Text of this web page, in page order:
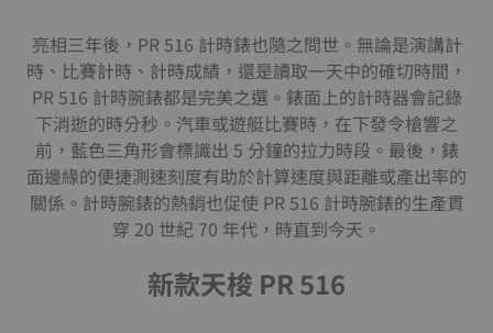
亮相三年後，PR 516 計時錶也隨之問世。無論是演講計
時、比賽計時、計時成績，還是讀取一天中的確切時間，
PR 516 計時腕錶都是完美之選。錶面上的計時器會記錄
下消逝的時分秒。汽車或遊艇比賽時，在下發令槍響之
前，藍色三角形會標識出 5 分鐘的拉力時段。最後，錶
面邊緣的便捷測速刻度有助於計算速度與距離或產出率的
關係。計時腕錶的熱銷也促使 PR 516 計時腕錶的生產貫
穿 20 世紀 70 年代，時直到今天。
新款天梭 PR 516